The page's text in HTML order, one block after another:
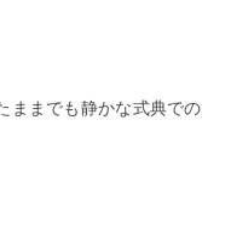
ままでも静かな式典での